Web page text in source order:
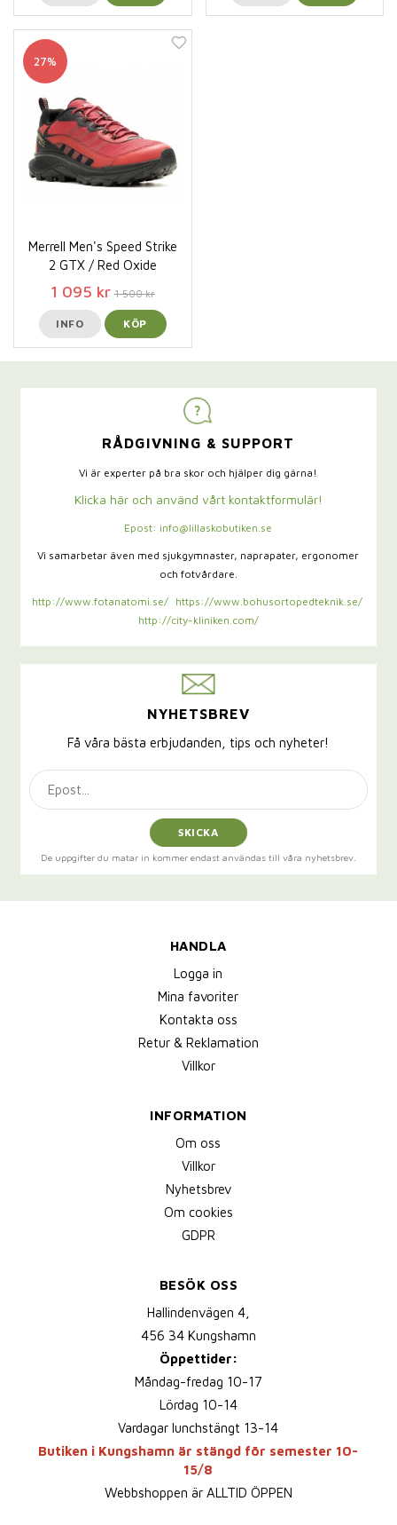
27%
Merrell Men's Speed Strike
2 GTX / Red Oxide
1 095 kr 1 500 kr
INFO KÖP
RÅDGIVNING & SUPPORT
Vi är experter på bra skor och hjälper dig gärna!
Klicka här och använd vårt kontaktformulär!
Epost: info@lillaskobutiken.se
Vi samarbetar även med sjukgymnaster, naprapater, ergonomer
och fotvårdare.
http://www.fotanatomi.se/
https://www.bohusortopedteknik.se/
http://city-kliniken.com/
NYHETSBREV
Få våra bästa erbjudanden, tips och nyheter!
SKICKA
De uppgifter du matar in kommer endast användas till våra nyhetsbrev.
HANDLA
Logga in
Mina favoriter
Kontakta oss
Retur & Reklamation
Villkor
INFORMATION
Om oss
Villkor
Nyhetsbrev
Om cookies
GDPR
BESÖK OSS
Hallindenvägen 4,
456 34 Kungshamn
Öppettider:
Måndag-fredag 10-17
Lördag 10-14
Vardagar lunchstängt 13-14
Butiken i Kungshamn är stängd för semester 10-
15/8
Webbshoppen är ALLTID ÖPPEN